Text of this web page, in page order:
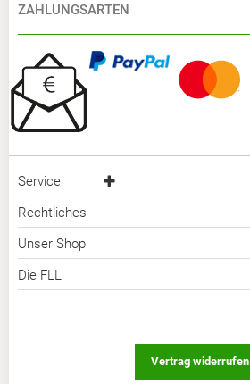
ZAHLUNGSARTEN
Service
Rechtliches
Unser Shop
Die FLL
Vertrag widerrufen